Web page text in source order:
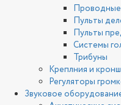
Пульты
Пульты
Системы
Трибуны
Креплния и
Регуляторы
Звуковое